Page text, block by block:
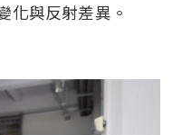
化與反射差異。